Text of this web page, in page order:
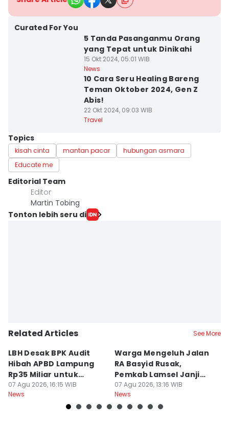
Curated For You
5 Tanda Pasanganmu Orang
yang Tepat untuk Dinikahi
15 Okt 2024, 05:01 WIB
News
10 Cara Seru Healing Bareng
Teman Oktober 2024, Gen Z
Abis!
22 Okt 2024, 09:03 WIB
Travel
Topics
kisah cinta mantan pacar
hubungan asmara
Educate me
Editorial Team
Editor
Martin Tobing
Tonton lebih seru di
Related Articles See More
LBH Desak BPK Audit
Hibah APBD Lampung
Rp35 Miliar untuk
Kejaksaan
07 Agu 2026, 16:15 WIB
News
Warga Mengeluh Jalan
RA Basyid Rusak,
Pemkab Lamsel Janji
Segera Perbaiki
07 Agu 2026, 13:16 WIB
News